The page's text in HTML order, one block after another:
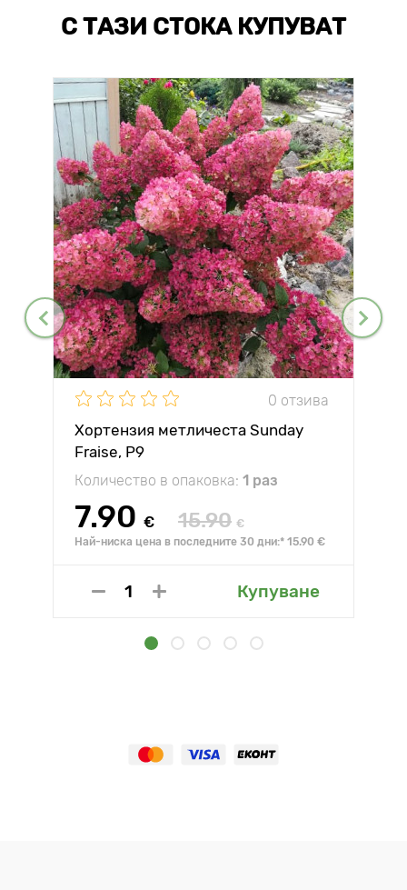
С ТАЗИ СТОКА КУПУВАТ
0 отзива
Хортензия метличеста Sunday
Fraise, P9
Количество в опаковка: 1 раз
7.90 € 15.90 €
Най-ниска цена в последните 30 дни:* 15.90 €
Купуване